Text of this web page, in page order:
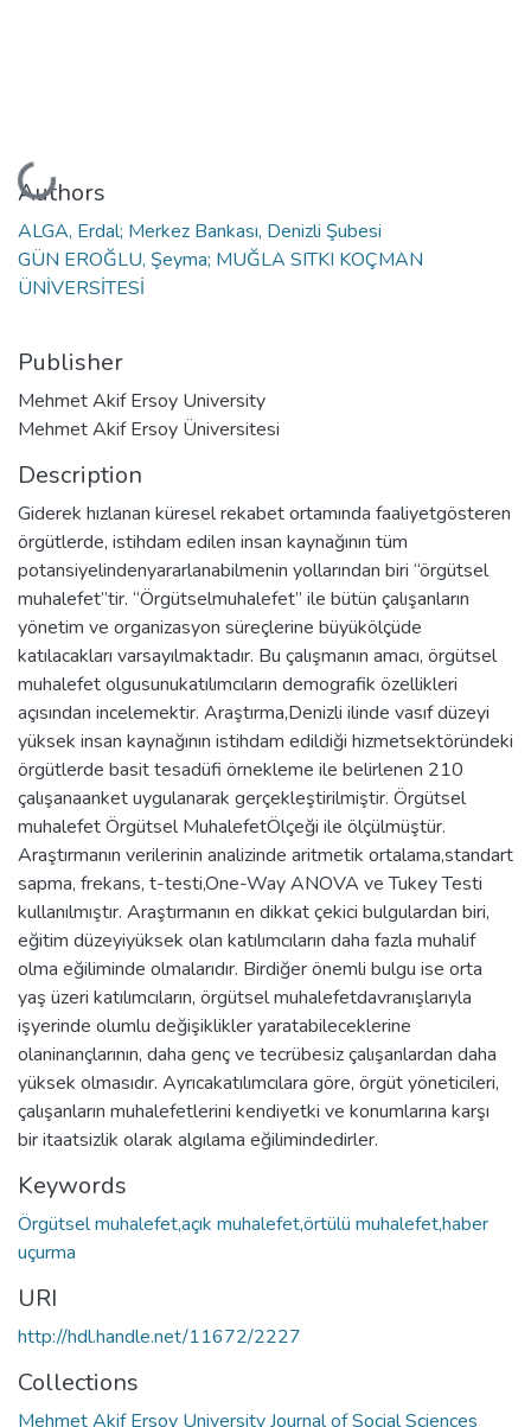
Loading...
Authors
ALGA, Erdal; Merkez Bankası, Denizli Şubesi
GÜN EROĞLU, Şeyma; MUĞLA SITKI KOÇMAN
ÜNİVERSİTESİ
Publisher
Mehmet Akif Ersoy University
Mehmet Akif Ersoy Üniversitesi
Description
Giderek hızlanan küresel rekabet ortamında faaliyetgösteren
örgütlerde, istihdam edilen insan kaynağının tüm
potansiyelindenyararlanabilmenin yollarından biri “örgütsel
muhalefet”tir. “Örgütselmuhalefet” ile bütün çalışanların
yönetim ve organizasyon süreçlerine büyükölçüde
katılacakları varsayılmaktadır. Bu çalışmanın amacı, örgütsel
muhalefet olgusunukatılımcıların demografik özellikleri
açısından incelemektir. Araştırma,Denizli ilinde vasıf düzeyi
yüksek insan kaynağının istihdam edildiği hizmetsektöründeki
örgütlerde basit tesadüfi örnekleme ile belirlenen 210
çalışanaanket uygulanarak gerçekleştirilmiştir. Örgütsel
muhalefet Örgütsel MuhalefetÖlçeği ile ölçülmüştür.
Araştırmanın verilerinin analizinde aritmetik ortalama,standart
sapma, frekans, t-testi,One-Way ANOVA ve Tukey Testi
kullanılmıştır. Araştırmanın en dikkat çekici bulgulardan biri,
eğitim düzeyiyüksek olan katılımcıların daha fazla muhalif
olma eğiliminde olmalarıdır. Birdiğer önemli bulgu ise orta
yaş üzeri katılımcıların, örgütsel muhalefetdavranışlarıyla
işyerinde olumlu değişiklikler yaratabileceklerine
olaninançlarının, daha genç ve tecrübesiz çalışanlardan daha
yüksek olmasıdır. Ayrıcakatılımcılara göre, örgüt yöneticileri,
çalışanların muhalefetlerini kendiyetki ve konumlarına karşı
bir itaatsizlik olarak algılama eğilimindedirler.
Keywords
Örgütsel muhalefet,açık muhalefet,örtülü muhalefet,haber
uçurma
URI
http://hdl.handle.net/11672/2227
Collections
Mehmet Akif Ersoy University Journal of Social Sciences